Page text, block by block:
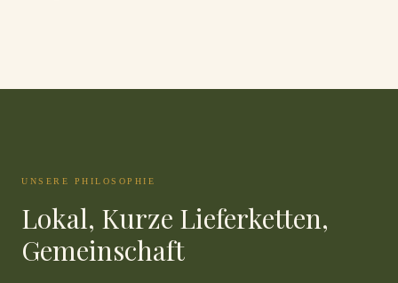
UNSERE PHILOSOPHIE
Lokal, Kurze Lieferketten,
Gemeinschaft